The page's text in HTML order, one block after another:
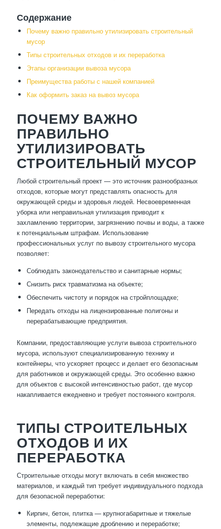
Содержание
Почему важно правильно утилизировать строительный
мусор
Типы строительных отходов и их переработка
Этапы организации вывоза мусора
Преимущества работы с нашей компанией
Как оформить заказ на вывоз мусора
ПОЧЕМУ ВАЖНО
ПРАВИЛЬНО
УТИЛИЗИРОВАТЬ
СТРОИТЕЛЬНЫЙ МУСОР
Любой строительный проект — это источник разнообразных
отходов, которые могут представлять опасность для
окружающей среды и здоровья людей. Несвоевременная
уборка или неправильная утилизация приводит к
захламлению территории, загрязнению почвы и воды, а также
к потенциальным штрафам. Использование
профессиональных услуг по вывозу строительного мусора
позволяет:
Соблюдать законодательство и санитарные нормы;
Снизить риск травматизма на объекте;
Обеспечить чистоту и порядок на стройплощадке;
Передать отходы на лицензированные полигоны и
перерабатывающие предприятия.
Компании, предоставляющие услуги вывоза строительного
мусора, используют специализированную технику и
контейнеры, что ускоряет процесс и делает его безопасным
для работников и окружающей среды. Это особенно важно
для объектов с высокой интенсивностью работ, где мусор
накапливается ежедневно и требует постоянного контроля.
ТИПЫ СТРОИТЕЛЬНЫХ
ОТХОДОВ И ИХ
ПЕРЕРАБОТКА
Строительные отходы могут включать в себя множество
материалов, и каждый тип требует индивидуального подхода
для безопасной переработки:
Кирпич, бетон, плитка — крупногабаритные и тяжелые
элементы, подлежащие дроблению и переработке;